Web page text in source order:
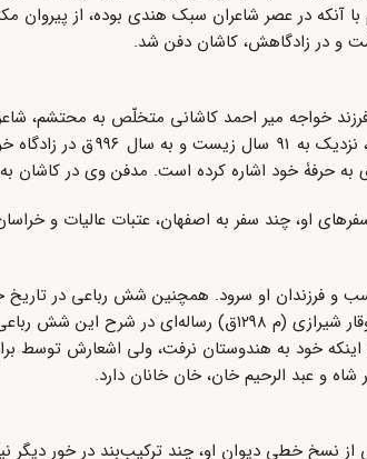
آنکه در عصر شاعران سبک هندی بوده، از پیروان
خواجه میر احمد کاشانی متخلّص به محتشم،
طهماسب صفوی است. او در حدود سال
به حرفۀ خود اشاره کرده است. مدفن وی در کاشان
او، چند سفر به اصفهان، عتبات عالیات و
و فرزندان او سرود. همچنین شش رباعی در
سروده که مشهور است و از آنها ۱۱۲۸ مادۀ تاریخ به دست می‌آید. وقار
خود به هندوستان نرفت، ولی اشعارش توسط
و عبد الرحیم خان، خان خانان دارد.
نسخ خطی دیوان او، چند ترکیب‌بند در خور دیگر